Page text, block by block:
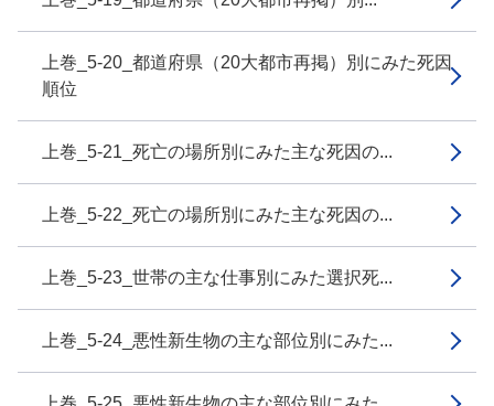
上巻_5-20_都道府県（20大都市再掲）別にみた死因
順位
上巻_5-21_死亡の場所別にみた主な死因の...
上巻_5-22_死亡の場所別にみた主な死因の...
上巻_5-23_世帯の主な仕事別にみた選択死...
上巻_5-24_悪性新生物の主な部位別にみた...